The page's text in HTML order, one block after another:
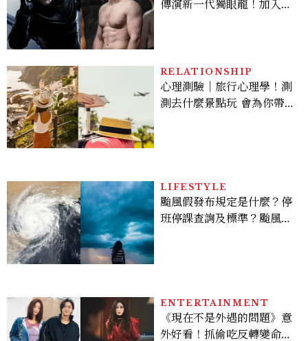
傳演新一代獨眼龍！加入新
RELATIONSHIP
心理測驗｜旅行心理學！測
測去什麼景點玩 會為你帶來
LIFESTYLE
颱風假發布規定是什麼？停
班停課查詢及標準？颱風假
ENTERTAINMENT
《現在不是外遇的問題》意
外好看！抓偷吃反轉變命